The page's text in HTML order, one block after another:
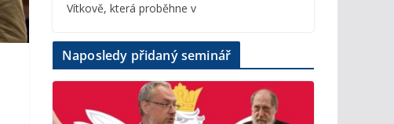
Vítkově, která proběhne v
Naposledy přidaný seminář